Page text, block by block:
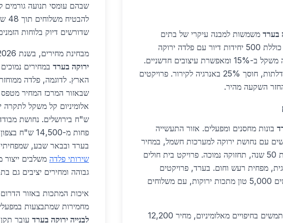
בערד משמשות למבנה עיקרי של בתים
חדשים. לדוגמה, שכונת 'נווה ירוק' כוללת 500 יחידות דיור עם פלדה ירוקה
במחיר 4,900 ש"ח/טון, המפחיתה משקל ב-15% ומאפשרת עיצובים חדשניים.
אלומיניום ממוחזר משמש לחלונות ודלתות, חוסך 25% באנרגיה לקירור. פרויקטים
השקעה מהיר.
בונות מחסנים ומפעלים. אזור התעשייה
10 מפעלים חדשים עם נחושת ירוקה למערכות חשמל, במחיר
56,000 ש"ח/טון. יתרונות: עמידות 50 שנה, תחזוקה נמוכה. פרויקט בית חולים
מפחית רעש וחום. בערד, פרויקטים
ממשלתיים כמו פארק סולארי דורשים 5,000 טון מתכות ירוקות, עם משלוחים
במגזר המסחרי, חנויות ומרכזים משתמשים בחיפויים מאלומיניום, מחיר 12,200
שבהם עומסי תנועה גורמים
שדורשים דיוק בלוחות
מבחינת מחירים, בשנת 2026, ספקים מקומיים בארד מציעים
ירוקה בערד
פחות מ-
בערד ובבאר שבע,
שירותי פלדה משלבים
גבוהה ומחירים יציבים גם
איכות המתכות באזור
מחמירות שמתבצעות במפעלים
לבנייה ירוקה בערד